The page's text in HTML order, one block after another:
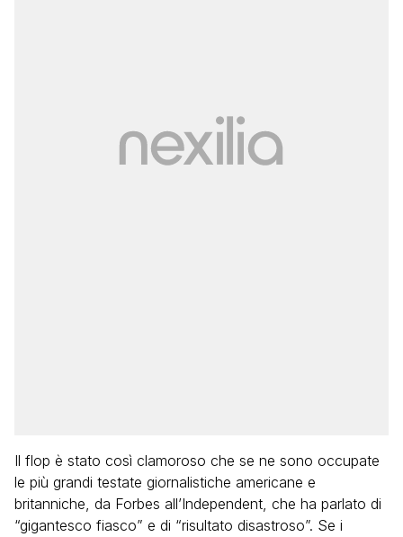
Il flop è stato così clamoroso che se ne sono occupate
le più grandi testate giornalistiche americane e
britanniche, da Forbes all’Independent, che ha parlato di
“gigantesco fiasco” e di “risultato disastroso”. Se i